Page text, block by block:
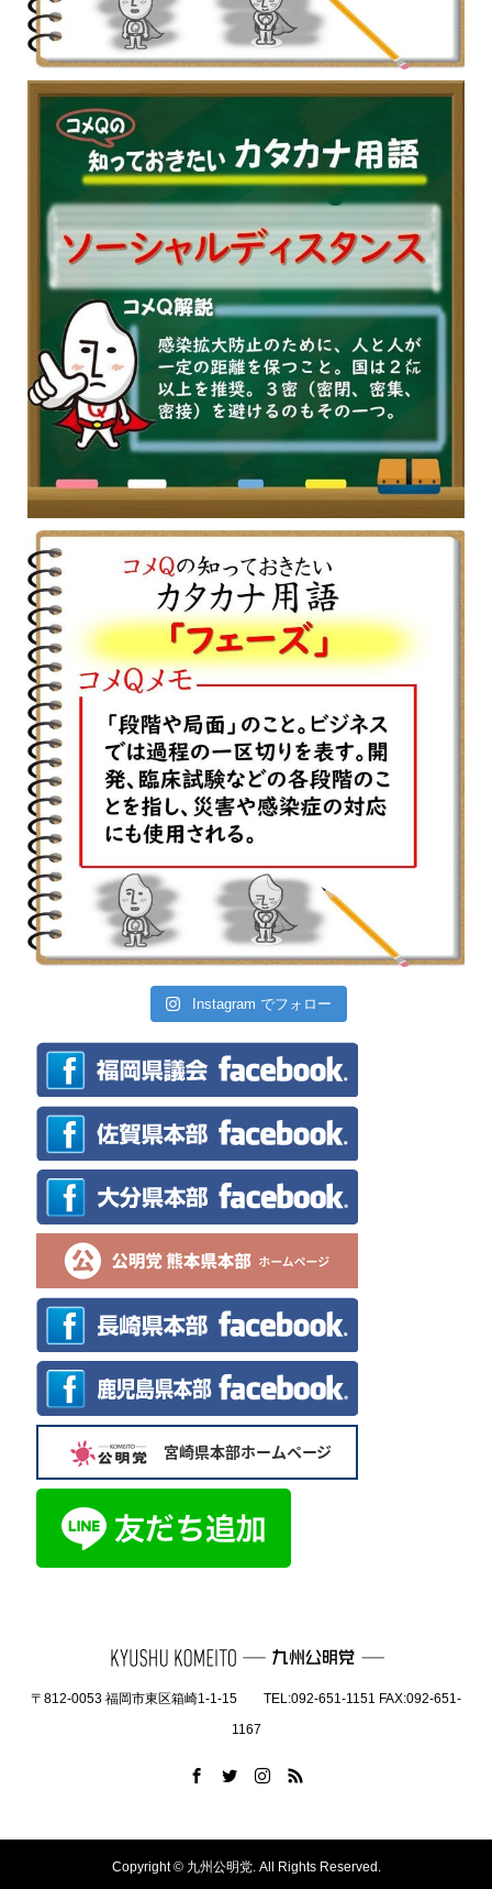
Instagram でフォロー
〒812-0053 福岡市東区箱崎1-1-15 TEL:092-651-1151 FAX:092-651-
1167
Copyright ©九州公明党. All Rights Reserved.